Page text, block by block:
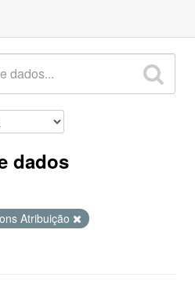
dados
Atribuição